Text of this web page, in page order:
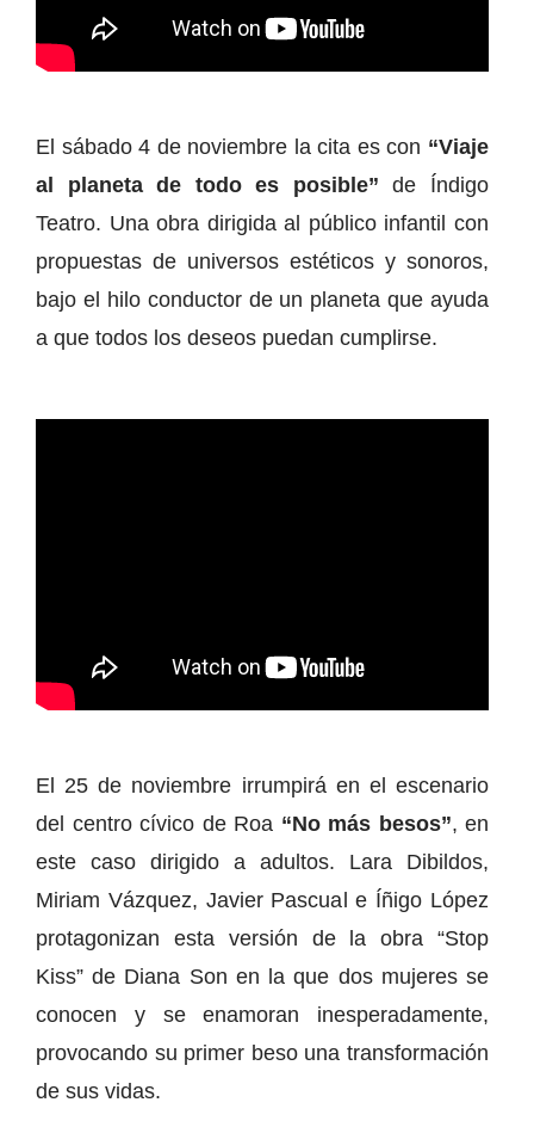
El sábado 4 de noviembre la cita es con “Viaje
al planeta de todo es posible” de Índigo
Teatro. Una obra dirigida al público infantil con
propuestas de universos estéticos y sonoros,
bajo el hilo conductor de un planeta que ayuda
a que todos los deseos puedan cumplirse.
El 25 de noviembre irrumpirá en el escenario
del centro cívico de Roa “No más besos”, en
este caso dirigido a adultos. Lara Dibildos,
Miriam Vázquez, Javier Pascual e Íñigo López
protagonizan esta versión de la obra “Stop
Kiss” de Diana Son en la que dos mujeres se
conocen y se enamoran inesperadamente,
provocando su primer beso una transformación
de sus vidas.